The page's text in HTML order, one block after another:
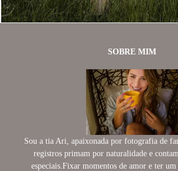
SOBRE MIM
Sou a tia Ari, apaixonada por fotografia de
registros primam por naturalidade e
especiais.Fixar momentos de amor e ter